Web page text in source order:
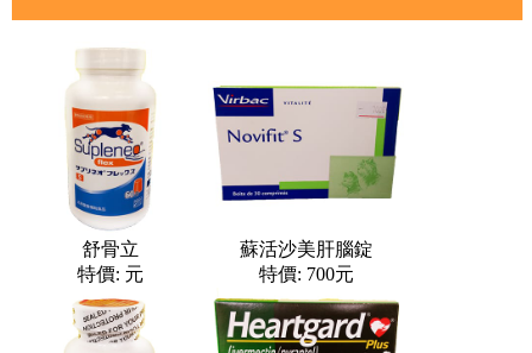
舒骨立
特價: 元
蘇活沙美肝腦錠
特價: 700元